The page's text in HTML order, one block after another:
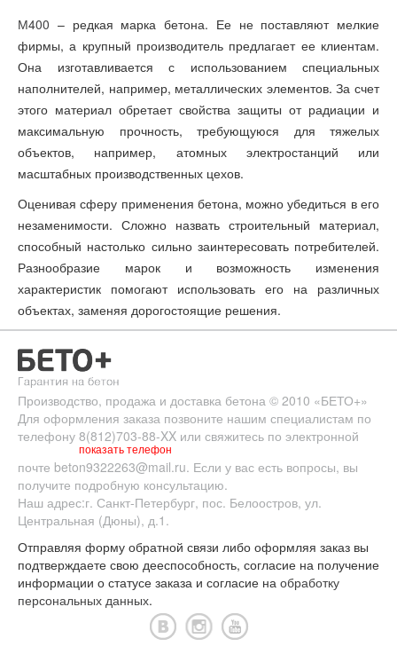
М400 – редкая марка бетона. Ее не поставляют мелкие
фирмы, а крупный производитель предлагает ее клиентам.
Она изготавливается с использованием специальных
наполнителей, например, металлических элементов. За счет
этого материал обретает свойства защиты от радиации и
максимальную прочность, требующуюся для тяжелых
объектов, например, атомных электростанций или
масштабных производственных цехов.
Оценивая сферу применения бетона, можно убедиться в его
незаменимости. Сложно назвать строительный материал,
способный настолько сильно заинтересовать потребителей.
Разнообразие марок и возможность изменения
характеристик помогают использовать его на различных
объектах, заменяя дорогостоящие решения.
Производство, продажа и доставка бетона © 2010 «БЕТО+»
Для оформления заказа позвоните нашим специалистам по
телефону 8(812)703-88-XX
показать телефон
или свяжитесь по электронной
почте beton9322263@mail.ru. Если у вас есть вопросы, вы
получите подробную консультацию.
Наш адрес:г. Санкт-Петербург, пос. Белоостров, ул.
Центральная (Дюны), д.1.
Отправляя форму обратной связи либо оформляя заказ вы
подтверждаете свою дееспособность, согласие на получение
информации о статусе заказа и согласие на обработку
персональных данных.